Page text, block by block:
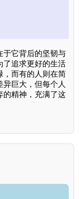
于它背后的坚韧与
了追求更好的生活
，而有的人则在简
巨大，但每个人
的精神，充满了这